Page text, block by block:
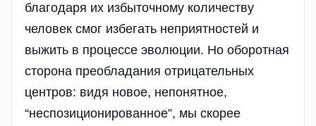
благодаря их избыточному количеству
человек смог избегать неприятностей и
выжить в процессе эволюции. Но оборотная
сторона преобладания отрицательных
центров: видя новое, непонятное,
“неспозиционированное”, мы скорее